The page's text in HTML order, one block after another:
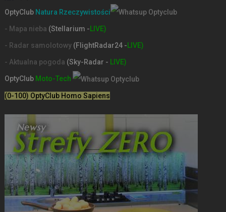
OptyClub Natura Rzeczywistości
- Mapa nieba (Stellarium -LIVE)
- Radar samolotowy (FlightRadar24 -LIVE)
- Aktualna pogoda (Sky-Radar - LIVE)
OptyClub Moto-Tech
(0-100) OptyClub Homo Sapiens